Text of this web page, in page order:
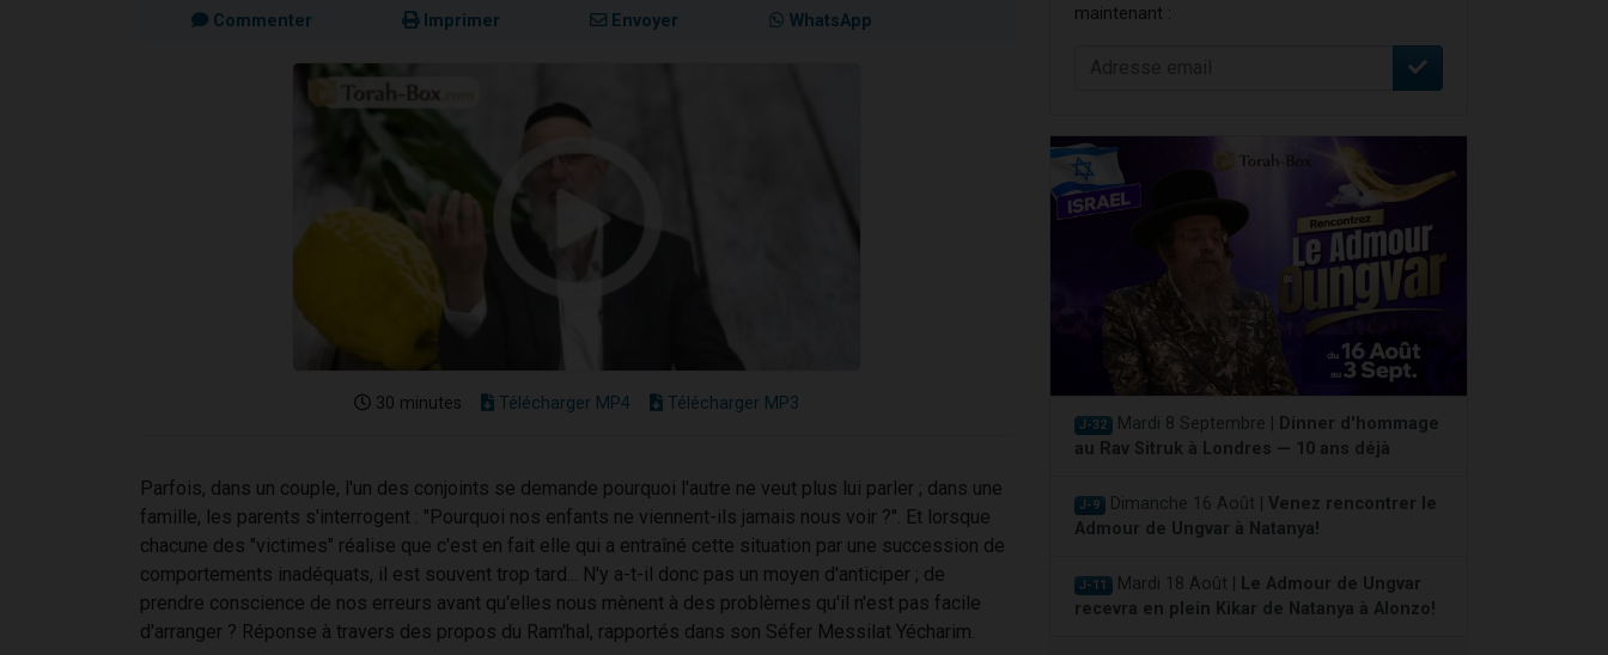
Commenter Imprimer Envoyer WhatsApp
30 minutes Télécharger MP4 Télécharger MP3
Parfois, dans un couple, l'un des conjoints se demande pourquoi l'autre ne veut plus lui parler ; dans une
famille, les parents s'interrogent : "Pourquoi nos enfants ne viennent-ils jamais nous voir ?". Et lorsque
chacune des "victimes" réalise que c'est en fait elle qui a entraîné cette situation par une succession de
comportements inadéquats, il est souvent trop tard... N'y a-t-il donc pas un moyen d'anticiper ; de
prendre conscience de nos erreurs avant qu'elles nous mènent à des problèmes qu'il n'est pas facile
d'arranger ? Réponse à travers des propos du Ram'hal, rapportés dans son Séfer Messilat Yécharim.
maintenant :
J-32 Mardi 8 Septembre |
Dinner d'hommage
au Rav Sitruk à Londres — 10 ans déjà
J-9 Dimanche 16 Août | Venez rencontrer le
Admour de Ungvar à Natanya!
J-11 Mardi 18 Août |
Le Admour de Ungvar
recevra en plein Kikar de Natanya à Alonzo!